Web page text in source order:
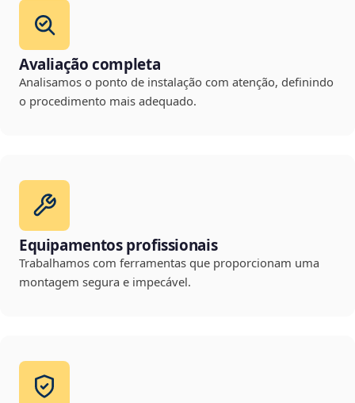
Avaliação completa
Analisamos o ponto de instalação com atenção, definindo
o procedimento mais adequado.
Equipamentos profissionais
Trabalhamos com ferramentas que proporcionam uma
montagem segura e impecável.